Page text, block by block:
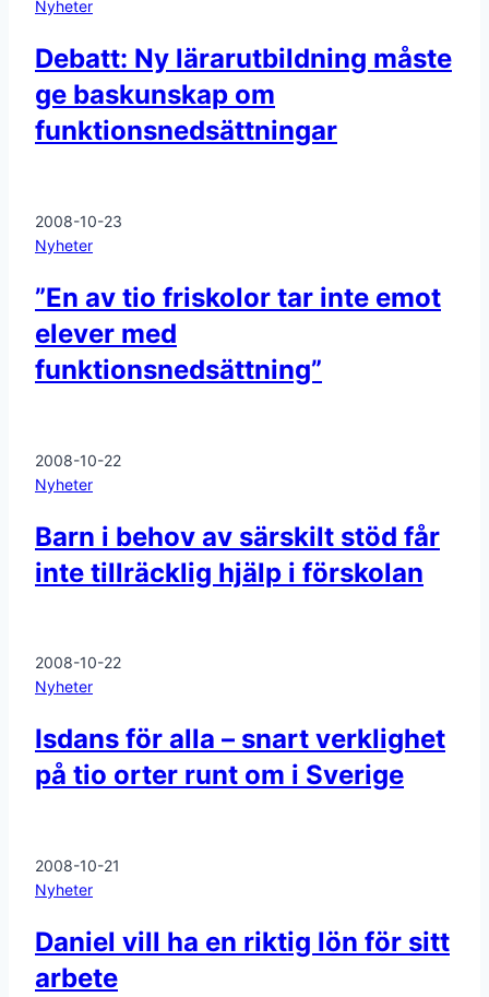
Nyheter
Debatt: Ny lärarutbildning måste
ge baskunskap om
funktionsnedsättningar
2008-10-23
Nyheter
”En av tio friskolor tar inte emot
elever med
funktionsnedsättning”
2008-10-22
Nyheter
Barn i behov av särskilt stöd får
inte tillräcklig hjälp i förskolan
2008-10-22
Nyheter
Isdans för alla – snart verklighet
på tio orter runt om i Sverige
2008-10-21
Nyheter
Daniel vill ha en riktig lön för sitt
arbete